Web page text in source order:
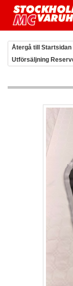
Återgå till Startsidan
Utförsäljning